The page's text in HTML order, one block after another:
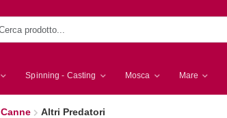
Spinning - Casting Mosca Mare
Canne Altri Predatori